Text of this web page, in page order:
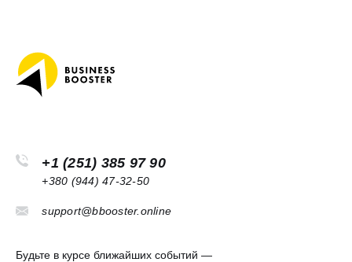
+1 (251) 385 97 90
+380 (944) 47-32-50
support@bbooster.online
Будьте в курсе ближайших событий —